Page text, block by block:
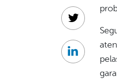
Twitter
Linkedin